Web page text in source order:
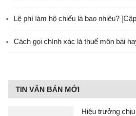
Lệ phí làm hộ chiếu là bao nhiêu?
Cách gọi chính xác là thuế môn bài
TIN VĂN BẢN MỚI
Hiệu trưởng